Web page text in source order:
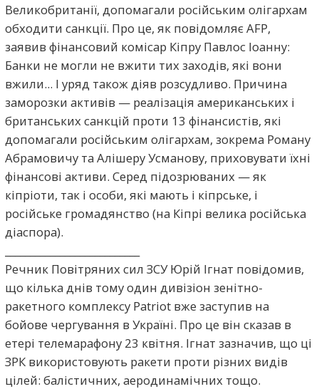
Великобританії, допомагали російським олігархам
обходити санкції. Про це, як повідомляє AFP,
заявив фінансовий комісар Кіпру Павлос Іоанну:
Банки не могли не вжити тих заходів, які вони
вжили... І уряд також діяв розсудливо. Причина
заморозки активів — реалізація американських і
британських санкцій проти 13 фінансистів, які
допомагали російським олігархам, зокрема Роману
Абрамовичу та Алішеру Усманову, приховувати їхні
фінансові активи. Серед підозрюваних — як
кіпріоти, так і особи, які мають і кіпрське, і
російське громадянство (на Кіпрі велика російська
діаспора).
Речник Повітряних сил ЗСУ Юрій Ігнат повідомив,
що кілька днів тому один дивізіон зенітно-
ракетного комплексу Patriot вже заступив на
бойове чергування в Україні. Про це він сказав в
етері телемарафону 23 квітня. Ігнат зазначив, що ці
ЗРК використовують ракети проти різних видів
цілей: балістичних, аеродинамічних тощо.